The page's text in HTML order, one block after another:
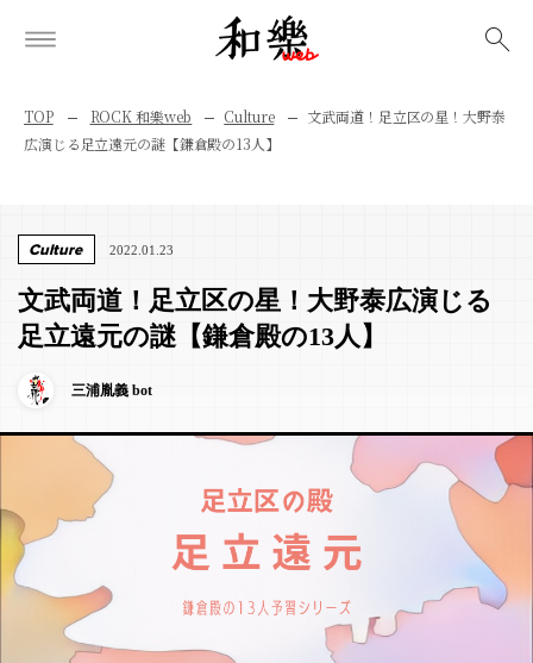
TOP ROCK 和樂web Culture
文武両道！足立区の星！大野泰
広演じる足立遠元の謎【鎌倉殿の13人】
Culture 2022.01.23
文武両道！足立区の星！大野泰広演じる
足立遠元の謎【鎌倉殿の13人】
三浦胤義 bot